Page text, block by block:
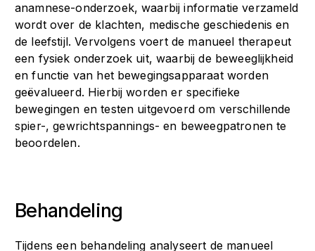
anamnese-onderzoek, waarbij informatie verzameld
wordt over de klachten, medische geschiedenis en
de leefstijl. Vervolgens voert de manueel therapeut
een fysiek onderzoek uit, waarbij de beweeglijkheid
en functie van het bewegingsapparaat worden
geëvalueerd. Hierbij worden er specifieke
bewegingen en testen uitgevoerd om verschillende
spier-, gewrichtspannings- en beweegpatronen te
beoordelen.
Behandeling
Tijdens een behandeling analyseert de manueel